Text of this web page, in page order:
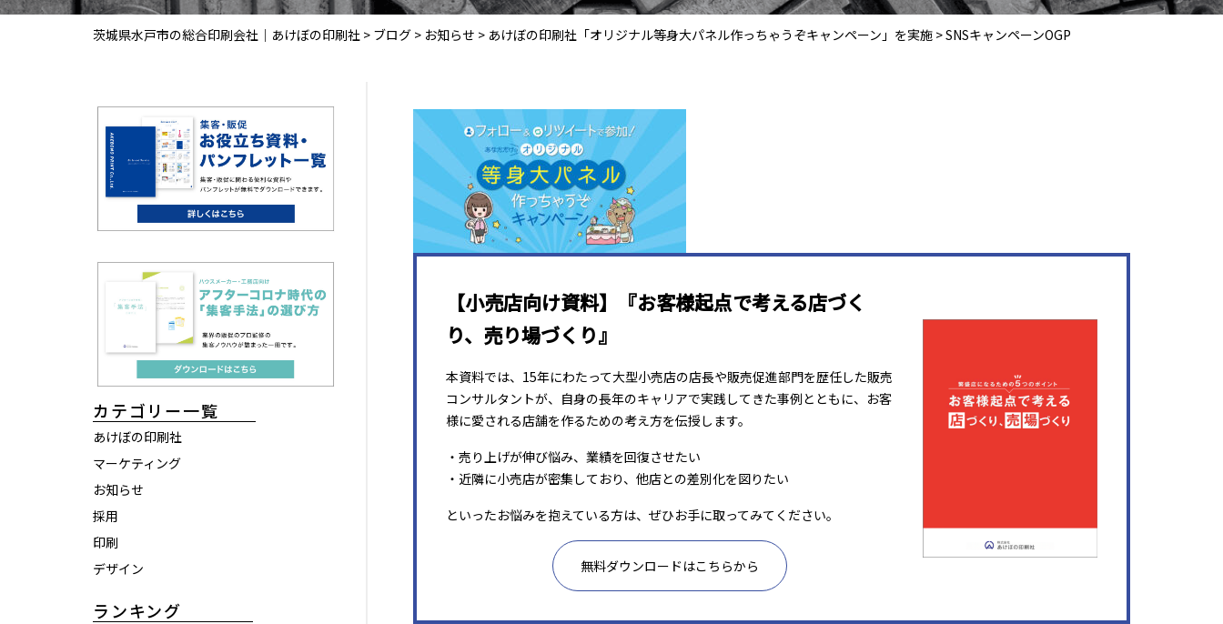
茨城県水戸市の総合印刷会社｜あけぼの印刷社 > ブログ > お知らせ > あけぼの印刷社「オリジナル等身大パネル作っちゃうぞキャンペーン」を実施 >SNSキャンペーンOGP
カテゴリー一覧
あけぼの印刷社
マーケティング
お知らせ
採用
印刷
デザイン
ランキング
【小売店向け資料】『お客様起点で考える店づく
り、売り場づくり』
本資料では、15年にわたって大型小売店の店長や販売促進部門を歴任した販売
コンサルタントが、自身の長年のキャリアで実践してきた事例とともに、お客
様に愛される店舗を作るための考え方を伝授します。
・売り上げが伸び悩み、業績を回復させたい
・近隣に小売店が密集しており、他店との差別化を図りたい
といったお悩みを抱えている方は、ぜひお手に取ってみてください。
無料ダウンロードはこちらから